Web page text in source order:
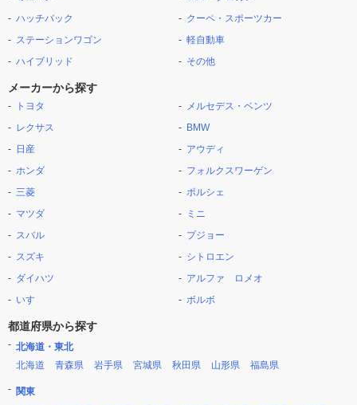
ハッチバック
ステーションワゴン
ハイブリッド
クーペ・スポーツカー
軽自動車
その他
メーカーから探す
トヨタ
レクサス
日産
ホンダ
三菱
マツダ
スバル
スズキ
ダイハツ
いすゞ
メルセデス・ベンツ
BMW
アウディ
フォルクスワーゲン
ポルシェ
ミニ
プジョー
シトロエン
アルファ ロメオ
ボルボ
都道府県から探す
北海道・東北
北海道
青森県 岩手県 宮城県 秋田県 山形県 福島県
関東